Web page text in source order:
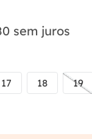
sem juros
17 18 19